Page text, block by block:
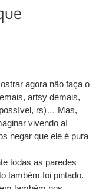
agora não faça o
artsy demais,
rs)… Mas,
vivendo aí
negar que ele é pura
todas as paredes
também foi pintado.